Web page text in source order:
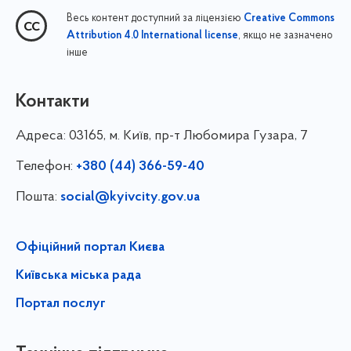
Весь контент доступний за ліцензією Creative Commons
Attribution 4.0 International license, якщо не зазначено
інше
Контакти
Адреса: 03165, м. Київ, пр-т Любомира Гузара, 7
Телефон: +380 (44) 366-59-40
Пошта: social@kyivcity.gov.ua
Офіційний портал Києва
Київська міська рада
Портал послуг